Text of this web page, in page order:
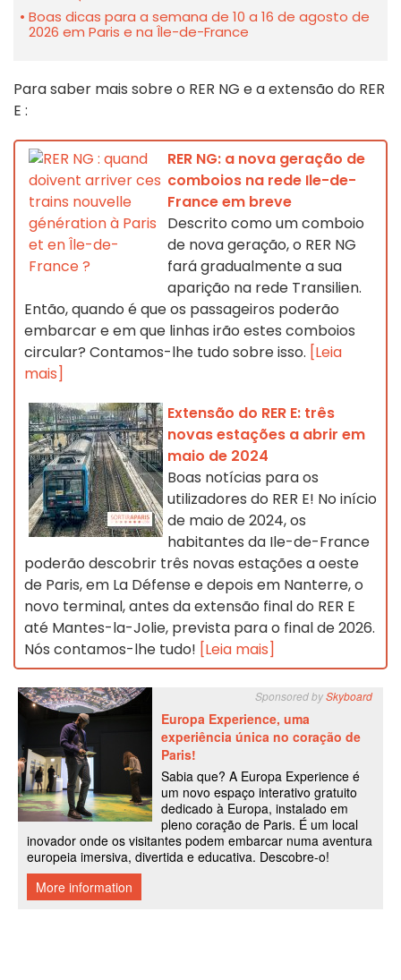
Boas dicas para a semana de 10 a 16 de agosto de
2026 em Paris e na Île-de-France
Para saber mais sobre o RER NG e a extensão do RER
E :
RER NG: a nova geração de
comboios na rede Ile-de-
France em breve
Descrito como um comboio
de nova geração, o RER NG
fará gradualmente a sua
aparição na rede Transilien.
Então, quando é que os passageiros poderão
embarcar e em que linhas irão estes comboios
circular? Contamos-lhe tudo sobre isso. [Leia
mais]
Extensão do RER E: três
novas estações a abrir em
maio de 2024
Boas notícias para os
utilizadores do RER E! No início
de maio de 2024, os
habitantes da Ile-de-France
poderão descobrir três novas estações a oeste
de Paris, em La Défense e depois em Nanterre, o
novo terminal, antes da extensão final do RER E
até Mantes-la-Jolie, prevista para o final de 2026.
Nós contamos-lhe tudo! [Leia mais]